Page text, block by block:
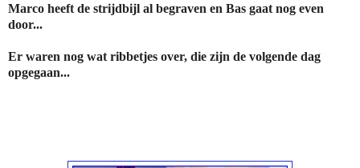
Marco heeft de strijdbijl al begraven en Bas gaat nog even
door...
Er waren nog wat ribbetjes over, die zijn de volgende dag
opgegaan...